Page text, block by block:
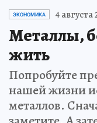
ЭКОНОМИКА 4 августа
Металлы,
жить
Попробуйте
нашей жизни
металлов.